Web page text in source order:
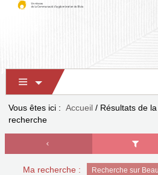
Vous êtes ici : Accueil / Résultats de la
recherche
Ma recherche : Recherche sur